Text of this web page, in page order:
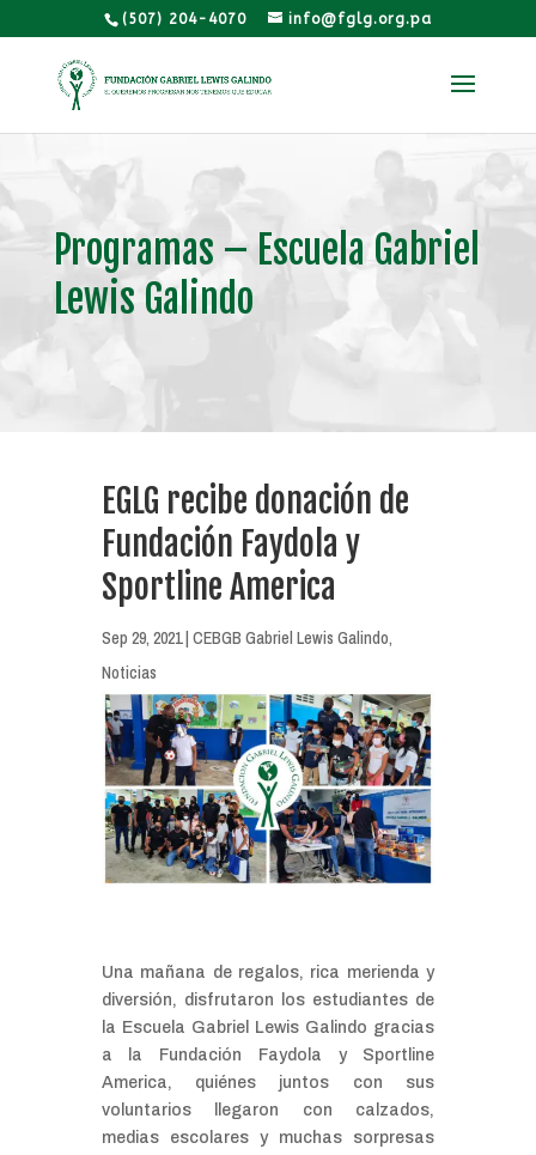
(507) 204-4070 info@fglg.org.pa
Programas – Escuela Gabriel
Lewis Galindo
EGLG recibe donación de
Fundación Faydola y
Sportline America
Sep 29, 2021| CEBGB Gabriel Lewis Galindo,
Noticias
Una mañana de regalos, rica merienda y
diversión, disfrutaron los estudiantes de
la Escuela Gabriel Lewis Galindo gracias
a la Fundación Faydola y Sportline
America, quiénes juntos con sus
voluntarios llegaron con calzados,
medias escolares y muchas sorpresas